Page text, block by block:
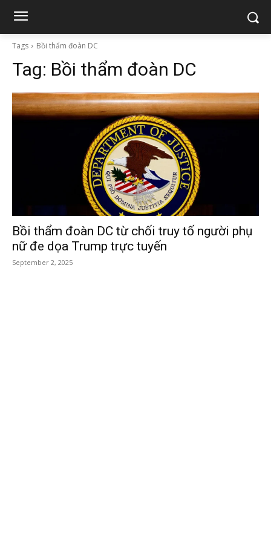
Tags Bồi thẩm đoàn DC
Tag: Bồi thẩm đoàn DC
Bồi thẩm đoàn DC từ chối truy tố người phụ
nữ đe dọa Trump trực tuyến
September 2, 2025